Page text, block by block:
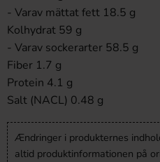
- Varav mättat fett 18.5 g
Kolhydrat 59 g
- Varav sockerarter 58.5 g
Fiber 1.7 g
Protein 4.1 g
Salt (NACL) 0.48 g
Ændringer i produkternes
altid produktinformationen på